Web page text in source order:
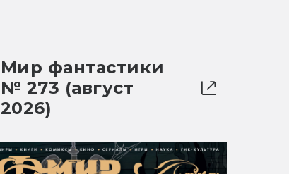
Мир фантастики
№ 273 (август
2026)